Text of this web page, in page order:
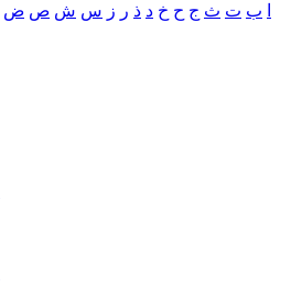
ب ت ث ج ح خ د ذ ر ز س ش ص ض